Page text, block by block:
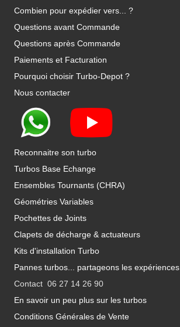
Combien pour expédier vers... ?
Questions avant Commande
Questions après Commande
Paiements et Facturation
Pourquoi choisir Turbo-Depot ?
Nous contacter
Reconnaitre son turbo
Turbos Base Echange
Ensembles Tournants (CHRA)
Géométries Variables
Pochettes de Joints
Clapets de décharge & actuateurs
Kits d'installation Turbo
Pannes turbos... partageons les expériences
Contact 06 27 14 26 90
En savoir un peu plus sur les turbos
Conditions Générales de Vente